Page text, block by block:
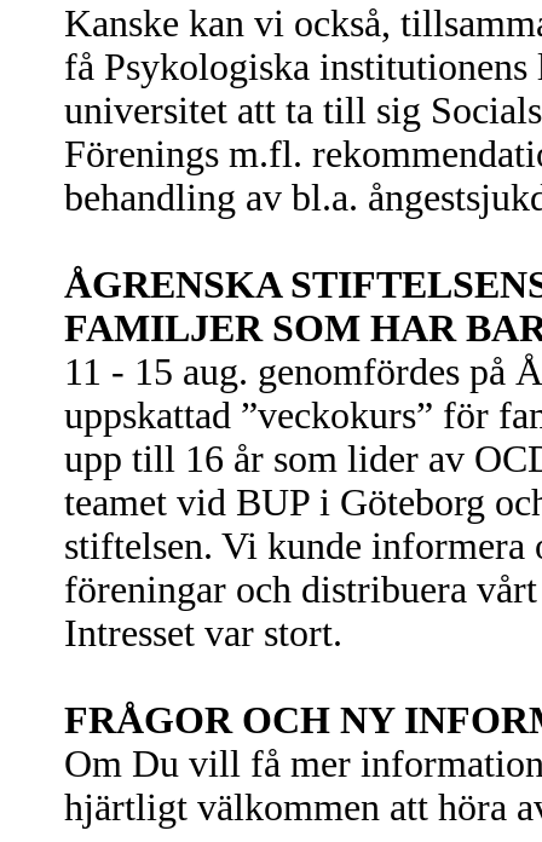
Kanske kan vi också,
få Psykologiska
universitet att ta till sig
Förenings m.fl.
behandling av bl.a.
ÅGRENSKA
FAMILJER SOM HAR
11 - 15 aug. genomfördes på
uppskattad ”veckokurs” för
upp till 16 år som lider av
teamet vid BUP i Göteborg
stiftelsen. Vi kunde
föreningar och distribuera
Intresset var stort.
FRÅGOR OCH NY
Om Du vill få mer
hjärtligt välkommen att höra